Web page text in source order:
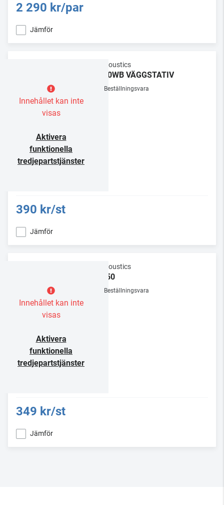
2 290 kr/par
Jämför
Innehållet kan inte
visas
Aktivera
funktionella
tredjepartstjänster
Q Acoustics
3000WB VÄGGSTATIV
Beställningsvara
390 kr/st
Jämför
Innehållet kan inte
visas
Aktivera
funktionella
tredjepartstjänster
Q Acoustics
WB50
Beställningsvara
349 kr/st
Jämför